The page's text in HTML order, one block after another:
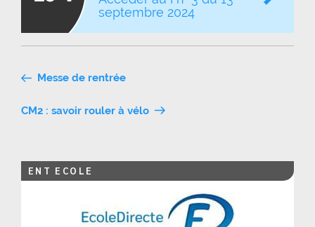
septembre 2024
Navigation
de
Messe de rentrée
CM2 : savoir rouler à vélo
ENT ECOLE